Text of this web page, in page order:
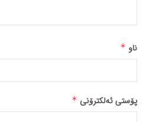
ناو *
پۆستی ئەلکترۆنی *